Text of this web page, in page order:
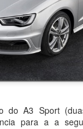
do A3 Sport
para a a